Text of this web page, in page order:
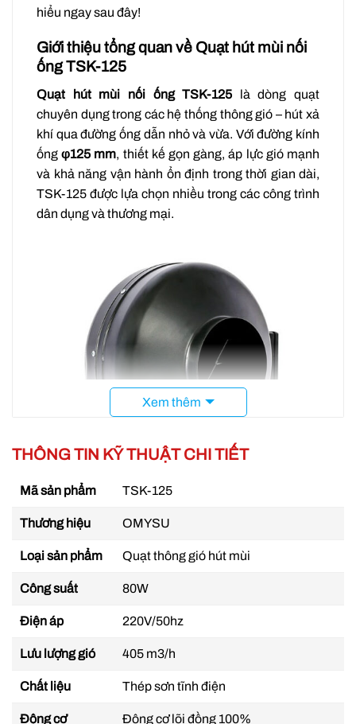
hiểu ngay sau đây!
Giới thiệu tổng quan về Quạt hút mùi nối
ống TSK-125
Quạt hút mùi nối ống TSK-125 là dòng quạt
chuyên dụng trong các hệ thống thông gió – hút xả
khí qua đường ống dẫn nhỏ và vừa. Với đường kính
ốngφ125 mm, thiết kế gọn gàng, áp lực gió mạnh
và khả năng vận hành ổn định trong thời gian dài,
TSK-125 được lựa chọn nhiều trong các công trình
dân dụng và thương mại.
Sản phẩm phù hợp cho những không gian yêu cầu
cách liên tục và hiệu quả.
Ưu điểm khi sử dụng quạt nối ống TSK-
125
Xem thêm
THÔNG TIN KỸ THUẬT CHI TIẾT
Mã sản phẩm TSK-125
Thương hiệu OMYSU
Loại sản phẩm Quạt thông gió hút mùi
Công suất 80W
Điện áp 220V/50hz
Lưu lượng gió 405 m3/h
Chất liệu Thép sơn tĩnh điện
Động cơ Động cơ lõi đồng 100%